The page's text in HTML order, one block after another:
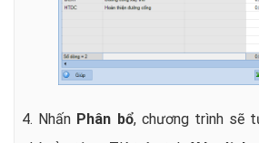
4. Nhấn Phân bổ, chương trình sẽ